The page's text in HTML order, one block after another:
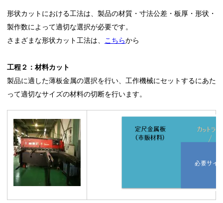
形状カットにおける工法は、製品の材質・寸法公差・板厚・形状・
製作数によって適切な選択が必要です。
さまざまな形状カット工法は、
こちらから
工程２：材料カット
製品に適した薄板金属の選択を行い、工作機械にセットするにあた
って適切なサイズの材料の切断を行います。